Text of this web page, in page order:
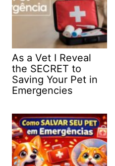
As a Vet I Reveal
the SECRET to
Saving Your Pet in
Emergencies